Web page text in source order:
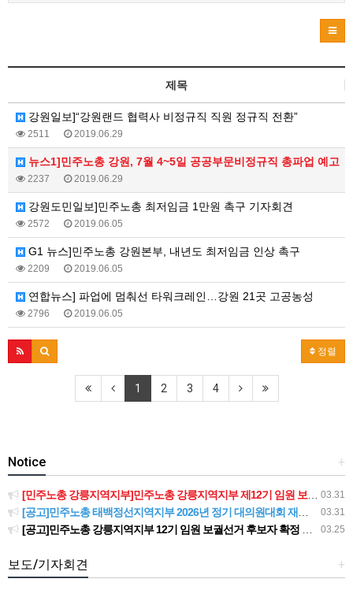
제목
강원일보]“강원랜드 협력사 비정규직 직원 정규직 전환”
2511 2019.06.29
뉴스1]민주노총 강원, 7월 4~5일 공공부문비정규직 총파업 예고
2237 2019.06.29
강원도민일보]민주노총 최저임금 1만원 촉구 기자회견
2572 2019.06.05
G1 뉴스]민주노총 강원본부, 내년도 최저임금 인상 촉구
2209 2019.06.05
연합뉴스] 파업에 멈춰선 타워크레인…강원 21곳 고공농성
2796 2019.06.05
정렬
1 2 3 4
+
Notice
03.31
[민주노총 강릉지역지부]민주노총 강릉지역지부 제12기 임원 보궐선거결과 공고
03.31
[공고]민주노총 태백정선지역지부 2026년 정기 대의원대회 재소집 건
03.25
[공고]민주노총 강릉지역지부 12기 임원 보궐선거 후보자 확정 공고
+
보도/기자회견